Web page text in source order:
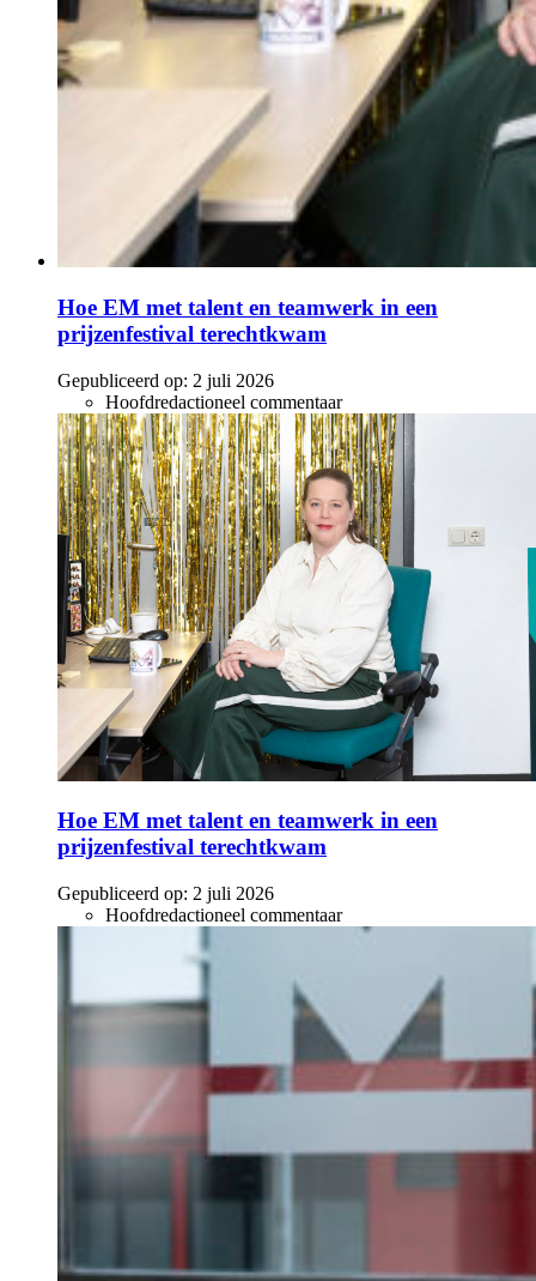
Hoe EM met talent en teamwerk in een
prijzenfestival terechtkwam
Gepubliceerd op: 2 juli 2026
Hoofdredactioneel commentaar
Hoe EM met talent en teamwerk in een
prijzenfestival terechtkwam
Gepubliceerd op: 2 juli 2026
Hoofdredactioneel commentaar